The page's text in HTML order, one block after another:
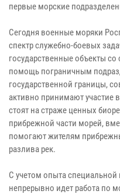
первые морские
Сегодня военные моряки
спектр служебно-боевых
государственные объекты
помощь пограничным
государственной границы,
активно принимают участие
стоят на страже ценных
прибрежной части морей,
помогают жителям
разлива рек.
С учетом опыта
непрерывно идет работа по